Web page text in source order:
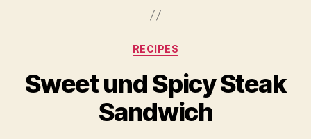
Kategorien
RECIPES
Sweet und Spicy Steak
Sandwich